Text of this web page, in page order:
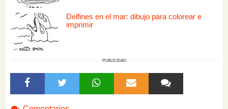
Delfines en el mar: dibujo para colorear e
imprimir
PUBLICIDAD